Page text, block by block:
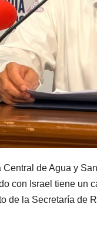
de Agua y
con Israel tiene un
de la Secretaría de